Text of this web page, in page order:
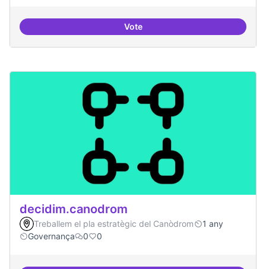
VoteDrets Humans i capa digital
decidim.canodrom
Treballem el pla estratègic del Canòdrom
1 any
Governança
0 0